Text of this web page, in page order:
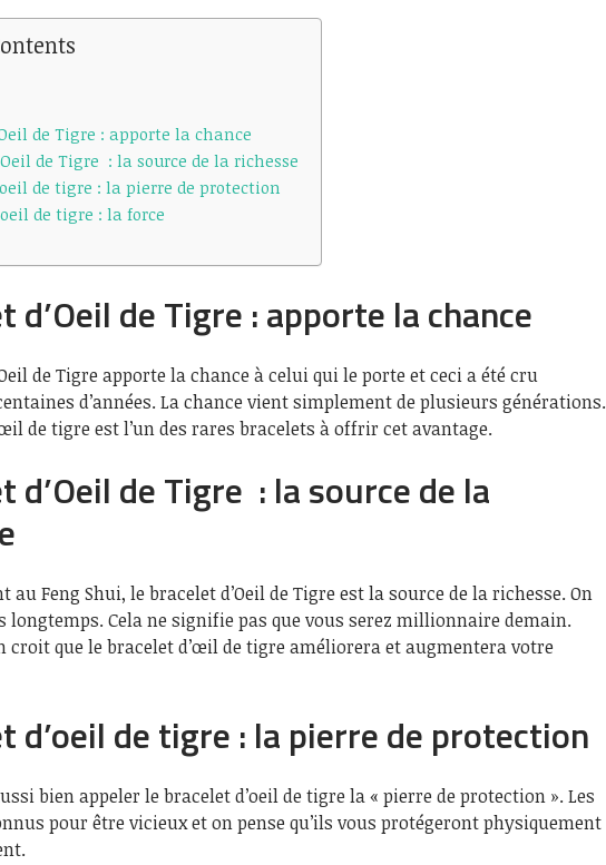
de Tigre : apporte la chance
de Tigre : la source de la richesse
de tigre : la pierre de protection
de tigre : la force
d’Oeil de Tigre : apporte la chance
de Tigre apporte la chance à celui qui le porte et ceci a été cru
d’années. La chance vient simplement de plusieurs générations.
de tigre est l’un des rares bracelets à offrir cet avantage.
d’Oeil de Tigre : la source de la
au Feng Shui, le bracelet d’Oeil de Tigre est la source de la richesse. On
longtemps. Cela ne signifie pas que vous serez millionnaire demain.
croit que le bracelet d’œil de tigre améliorera et augmentera votre
d’oeil de tigre : la pierre de protection
bien appeler le bracelet d’oeil de tigre la « pierre de protection ». Les
pour être vicieux et on pense qu’ils vous protégeront physiquement